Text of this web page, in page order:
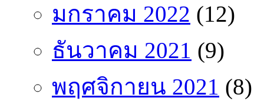
มกราคม 2022 (12)
ธันวาคม 2021 (9)
พฤศจิกายน 2021 (8)